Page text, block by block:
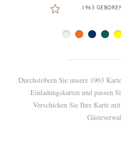
1963
Durchstöbern Sie unsere 1963
Einladungskarten und passen
Verschicken Sie Ihre Karte